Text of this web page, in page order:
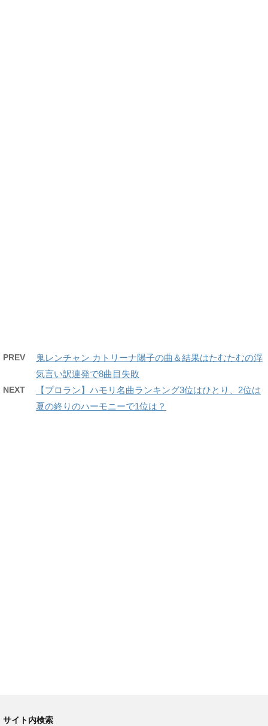
PREV
鬼レンチャン カトリーナ陽子の曲＆結果はたむたむの浮
気言い訳連発で8曲目失敗
NEXT
【プロラン】ハモリ名曲ランキング3位はひとり、2位は
夏の終りのハーモニーで1位は？
サイト内検索